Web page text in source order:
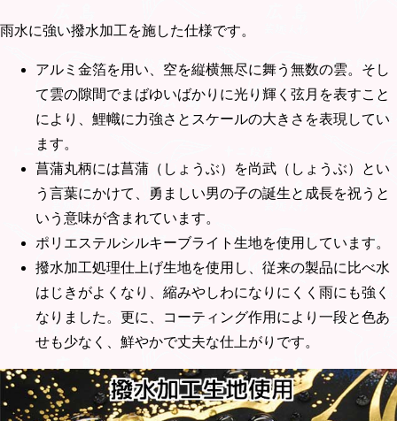
雨水に強い撥水加工を施した仕様です。
アルミ金箔を用い、空を縦横無尽に舞う無数の雲。そし
て雲の隙間でまばゆいばかりに光り輝く弦月を表すこと
により、鯉幟に力強さとスケールの大きさを表現してい
ます。
菖蒲丸柄には菖蒲（しょうぶ）を尚武（しょうぶ）とい
う言葉にかけて、勇ましい男の子の誕生と成長を祝うと
いう意味が含まれています。
ポリエステルシルキーブライト生地を使用しています。
撥水加工処理仕上げ生地を使用し、従来の製品に比べ水
はじきがよくなり、縮みやしわになりにくく雨にも強く
なりました。更に、コーティング作用により一段と色あ
せも少なく、鮮やかで丈夫な仕上がりです。